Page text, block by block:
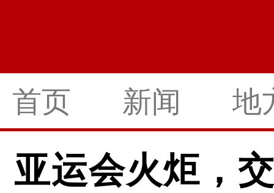
首页 新闻 地
亚运会火炬，